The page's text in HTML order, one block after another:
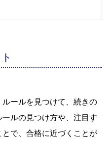
ールを見つけて、続きの
ルの見つけ方や、注目す
で、合格に近づくことが